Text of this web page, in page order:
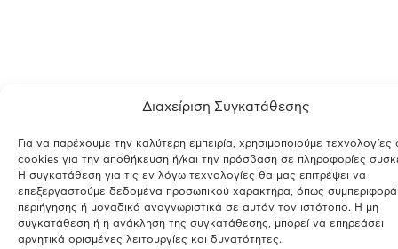
Διαχείριση Συγκατάθεσης
Για να παρέχουμε την καλύτερη εμπειρία, χρησιμοποιούμε τεχνολογίες
cookies για την αποθήκευση ή/και την πρόσβαση σε πληροφορίες
Η συγκατάθεση για τις εν λόγω τεχνολογίες θα μας επιτρέψει να
επεξεργαστούμε δεδομένα προσωπικού χαρακτήρα, όπως συμπεριφορά
περιήγησης ή μοναδικά αναγνωριστικά σε αυτόν τον ιστότοπο. Η μη
συγκατάθεση ή η ανάκληση της συγκατάθεσης, μπορεί να επηρεάσει
αρνητικά ορισμένες λειτουργίες και δυνατότητες.